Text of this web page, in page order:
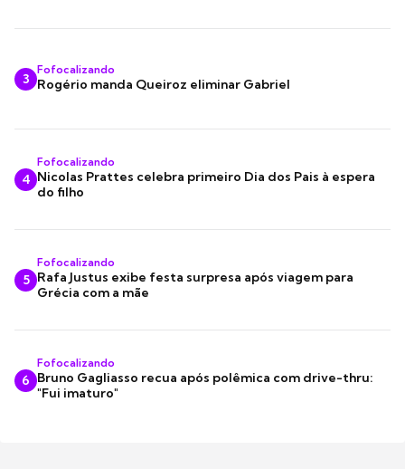
3
Fofocalizando
Rogério manda Queiroz eliminar Gabriel
4
Fofocalizando
Nicolas Prattes celebra primeiro Dia dos Pais à espera
do filho
5
Fofocalizando
Rafa Justus exibe festa surpresa após viagem para
Grécia com a mãe
6
Fofocalizando
Bruno Gagliasso recua após polêmica com drive-thru:
"Fui imaturo"